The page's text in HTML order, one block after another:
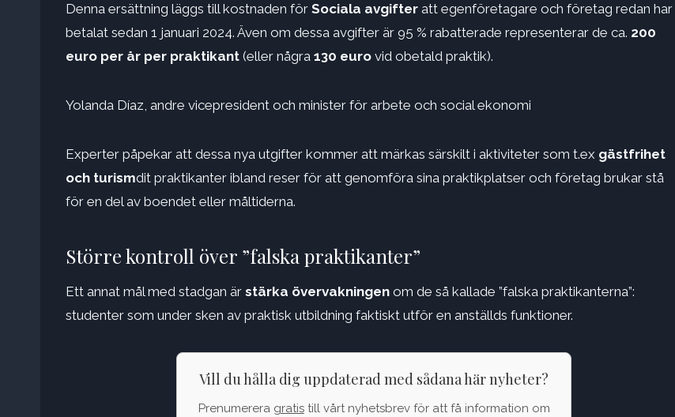
Denna ersättning läggs till kostnaden för Sociala avgifter att egenföretagare och företag redan har
betalat sedan 1 januari 2024. Även om dessa avgifter är 95 % rabatterade representerar de ca. 200
euro per år per praktikant (eller några 130 euro vid obetald praktik).
Yolanda Díaz, andre vicepresident och minister för arbete och social ekonomi
Experter påpekar att dessa nya utgifter kommer att märkas särskilt i aktiviteter som t.ex gästfrihet
och turismdit praktikanter ibland reser för att genomföra sina praktikplatser och företag brukar stå
för en del av boendet eller måltiderna.
Större kontroll över ”falska praktikanter”
Ett annat mål med stadgan är stärka övervakningen om de så kallade ”falska praktikanterna”:
studenter som under sken av praktisk utbildning faktiskt utför en anställds funktioner.
Vill du hålla dig uppdaterad med sådana här nyheter?
Prenumerera gratistill vårt nyhetsbrev för att få information om